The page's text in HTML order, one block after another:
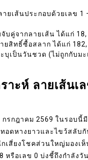
ยเส้นประกอบด้วยเลข 1
คู่จากลายเส้น ได้แก่ 18,
สิทธิ์ซื้อสลาก ได้แก่ 182,
เป็นวันชวด (ไม่ถูกกับมะ
าะห์ ลายเส้นเ
กรกฎาคม 2569 ในรอบนี้
ดหางยาวและไขว้สลับ
สี่ยงโชคส่วนใหญ่มองเ
รือเลข 0 บ่งชี้ถึงกำลัง